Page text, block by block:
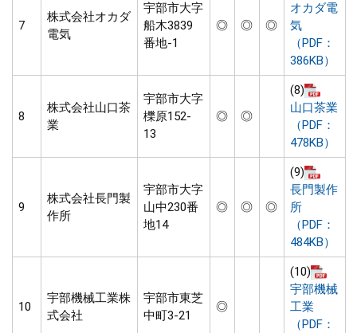
7
株式会社オカダ
電気
宇部市大字
船木3839
番地-1
◎ ◎ ◎
オカダ電
気
（PDF：
386KB）
8
株式会社山口茶
業
宇部市大字
櫟原152-
13
◎ ◎
(8)
山口茶業
（PDF：
478KB）
9
株式会社長門製
作所
宇部市大字
山中230番
地14
◎ ◎ ◎
(9)
長門製作
所
（PDF：
484KB）
10
宇部機械工業株
式会社
宇部市東芝
中町3-21
◎
(10)
宇部機械
工業
（PDF：